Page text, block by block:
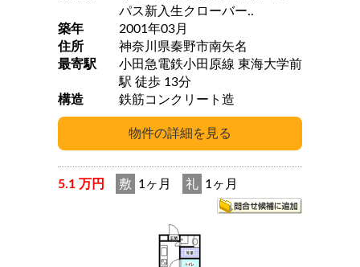
パス新入生クローバー..
築年
2001年03月
住所
神奈川県秦野市南矢名
最寄駅
小田急電鉄小田原線 東海大学前
駅 徒歩 13分
構造
鉄筋コンクリート造
5.1 万円 敷 1ヶ月 礼 1ヶ月